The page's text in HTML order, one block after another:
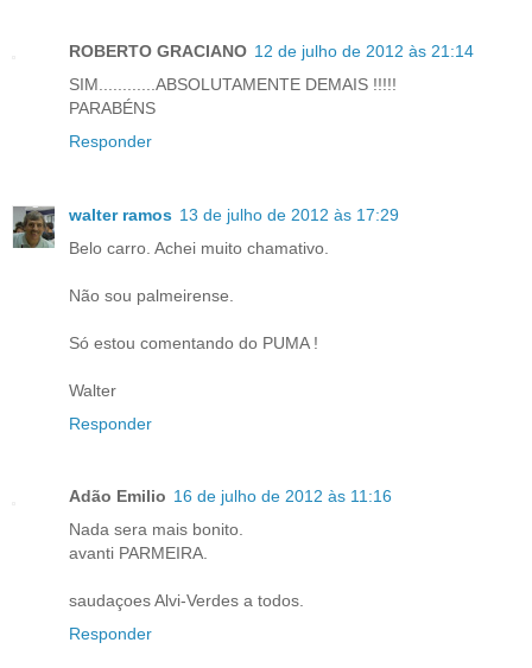
ROBERTO GRACIANO 12 de julho de 2012 às 21:14
SIM............ABSOLUTAMENTE DEMAIS !!!!!
PARABÉNS
Responder
walter ramos 13 de julho de 2012 às 17:29
Belo carro. Achei muito chamativo.
Não sou palmeirense.
Só estou comentando do PUMA !
Walter
Responder
Adão Emilio 16 de julho de 2012 às 11:16
Nada sera mais bonito.
avanti PARMEIRA.
saudaçoes Alvi-Verdes a todos.
Responder